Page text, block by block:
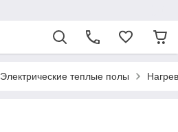
Электрические теплые полы